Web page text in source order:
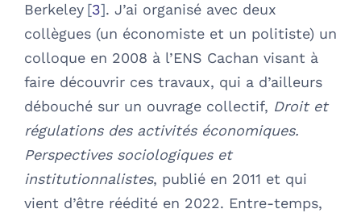
Berkeley 3 . J’ai organisé avec deux
collègues (un économiste et un politiste) un
colloque en 2008 à l’ENS Cachan visant à
faire découvrir ces travaux, qui a d’ailleurs
débouché sur un ouvrage collectif, Droit et
régulations des activités économiques.
Perspectives sociologiques et
institutionnalistes, publié en 2011 et qui
vient d’être réédité en 2022. Entre-temps,